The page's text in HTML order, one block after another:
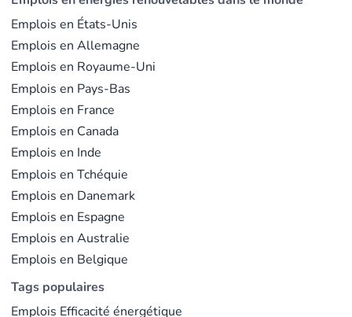
Emplois en États-Unis
Emplois en Allemagne
Emplois en Royaume-Uni
Emplois en Pays-Bas
Emplois en France
Emplois en Canada
Emplois en Inde
Emplois en Tchéquie
Emplois en Danemark
Emplois en Espagne
Emplois en Australie
Emplois en Belgique
Tags populaires
Emplois Efficacité énergétique